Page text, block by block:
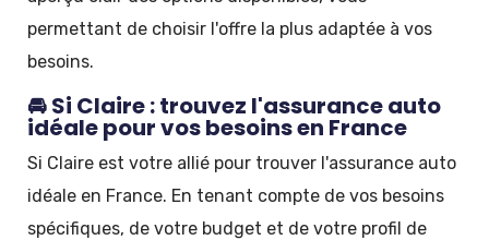
permettant de choisir l'offre la plus adaptée à vos
besoins.
🚘 Si Claire : trouvez l'assurance auto
idéale pour vos besoins en France
Si Claire est votre allié pour trouver l'assurance auto
idéale en France. En tenant compte de vos besoins
spécifiques, de votre budget et de votre profil de